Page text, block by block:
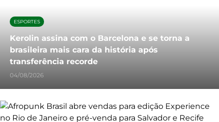
ESPORTES
Kerolin assina com o Barcelona e se torna a
brasileira mais cara da história após
transferência recorde
04/08/2026